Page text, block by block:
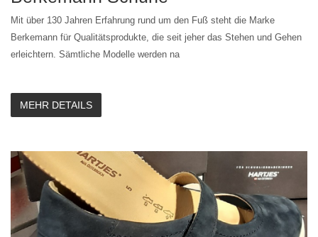
Mit über 130 Jahren Erfahrung rund um den Fuß steht die Marke
Berkemann für Qualitätsprodukte, die seit jeher das Stehen und Gehen
erleichtern. Sämtliche Modelle werden na
MEHR DETAILS